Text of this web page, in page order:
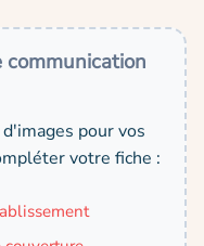
communication
pour vos
votre fiche :